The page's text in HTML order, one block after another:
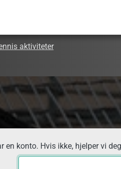
aktiviteter
en konto. Hvis ikke, hjelper vi